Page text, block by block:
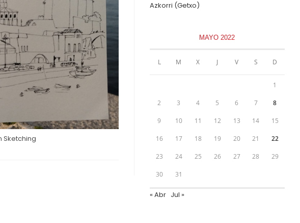
Sketching
Azkorri (Getxo)
MAYO 2022
L M X J V S D
1
2 3 4 5 6 7 8
9 10 11 12 13 14 15
16 17 18 19 20 21 22
23 24 25 26 27 28 29
30 31
« Abr Jul »